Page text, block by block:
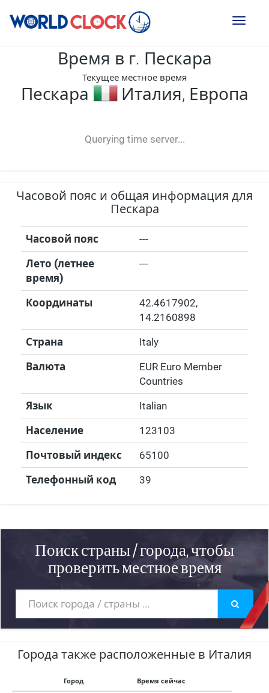
Toggle
Время в г. Пескара
Текущее местное время
Пескара Италия, Европа
Querying time server...
-- ---- ----
Часовой пояс и общая информация для
Пескара
Часовой пояс ---
Лето (летнее
время)
---
Координаты 42.4617902,
14.2160898
Страна Italy
Валюта
EUR Euro Member
Countries
Язык Italian
Население 123103
Почтовый индекс 65100
Телефонный код 39
Поиск страны / города, чтобы
проверить местное время
Города также расположенные в Италия
Город Время сейчас